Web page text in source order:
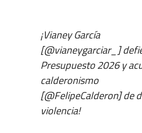
¡Vianey García
[@vianeygarciar_ ]
Presupuesto 2026 y
calderonismo
[@FelipeCalderon] de
violencia!